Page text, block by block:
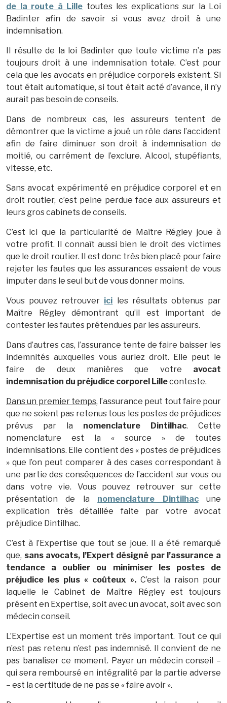
de la route à Lille toutes les explications sur la Loi
Badinter afin de savoir si vous avez droit à une
indemnisation.
Il résulte de la loi Badinter que toute victime n’a pas
toujours droit à une indemnisation totale. C’est pour
cela que les avocats en préjudice corporels existent. Si
tout était automatique, si tout était acté d’avance, il n’y
aurait pas besoin de conseils.
Dans de nombreux cas, les assureurs tentent de
démontrer que la victime a joué un rôle dans l’accident
afin de faire diminuer son droit à indemnisation de
moitié, ou carrément de l’exclure. Alcool, stupéfiants,
vitesse, etc.
Sans avocat expérimenté en préjudice corporel et en
droit routier, c’est peine perdue face aux assureurs et
leurs gros cabinets de conseils.
C’est ici que la particularité de Maître Régley joue à
votre profit. Il connaît aussi bien le droit des victimes
que le droit routier. Il est donc très bien placé pour faire
rejeter les fautes que les assurances essaient de vous
imputer dans le seul but de vous donner moins.
Vous pouvez retrouver ici les résultats obtenus par
Maître Régley démontrant qu’il est important de
contester les fautes prétendues par les assureurs.
Dans d’autres cas, l’assurance tente de faire baisser les
indemnités auxquelles vous auriez droit. Elle peut le
faire de deux manières que votre avocat
indemnisation du préjudice corporel Lilleconteste.
Dans un premier temps, l’assurance peut tout faire pour
que ne soient pas retenus tous les postes de préjudices
prévus par la nomenclature Dintilhac. Cette
nomenclature est la « source » de toutes
indemnisations. Elle contient des « postes de préjudices
» que l’on peut comparer à des cases correspondant à
une partie des conséquences de l’accident sur vous ou
dans votre vie. Vous pouvez retrouver sur cette
présentation de la nomenclature Dintilhacune
explication très détaillée faite par votre avocat
préjudice Dintilhac.
C’est à l’Expertise que tout se joue. Il a été remarqué
que, sans avocats, l’Expert désigné par l’assurance a
tendance a oublier ou minimiser les postes de
préjudice les plus « coûteux ».C’est la raison pour
laquelle le Cabinet de Maître Régley est toujours
présent en Expertise, soit avec un avocat, soit avec son
médecin conseil.
L’Expertise est un moment très important. Tout ce qui
n’est pas retenu n’est pas indemnisé. Il convient de ne
pas banaliser ce moment. Payer un médecin conseil –
qui sera remboursé en intégralité par la partie adverse
– est la certitude de ne pas se « faire avoir ».